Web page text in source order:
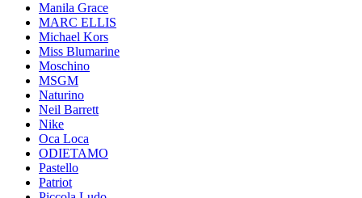
Manila Grace
MARC ELLIS
Michael Kors
Miss Blumarine
Moschino
MSGM
Naturino
Neil Barrett
Nike
Oca Loca
ODIETAMO
Pastello
Patriot